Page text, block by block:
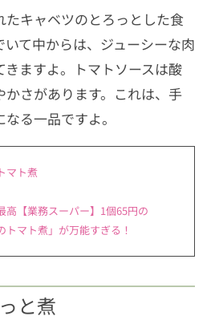
たキャベツのとろっとした食
て中からは、ジューシーな肉
ますよ。トマトソースは酸
さがあります。これは、手
る一品ですよ。
マト煮
高【業務スーパー】1個65円の
トマト煮」が万能すぎる！
と煮